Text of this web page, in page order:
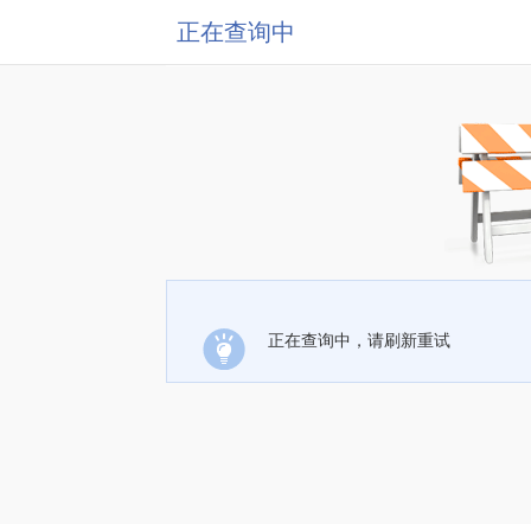
正在查询中
正在查询中，请刷新重试